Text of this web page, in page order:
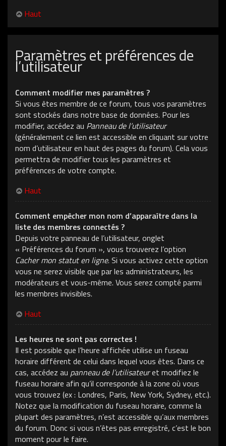
Haut
Paramètres et préférences de
l’utilisateur
Comment modifier mes paramètres ?
Si vous êtes membre de ce forum, tous vos paramètres
sont stockés dans notre base de données. Pour les
modifier, accédez au Panneau de l’utilisateur
(généralement ce lien est accessible en cliquant sur votre
nom d’utilisateur en haut des pages du forum). Cela vous
permettra de modifier tous les paramètres et
préférences de votre compte.
Haut
Comment empêcher mon nom d’apparaître dans la
liste des membres connectés ?
Depuis votre panneau de l’utilisateur, onglet
« Préférences du forum », vous trouverez l’option
Cacher mon statut en ligne. Si vous activez cette option
vous ne serez visible que par les administrateurs, les
modérateurs et vous-même. Vous serez compté parmi
les membres invisibles.
Haut
Les heures ne sont pas correctes !
Il est possible que l’heure affichée utilise un fuseau
horaire différent de celui dans lequel vous êtes. Dans ce
cas, accédez au panneau de l’utilisateuret modifiez le
fuseau horaire afin qu’il corresponde à la zone où vous
vous trouvez (ex : Londres, Paris, New York, Sydney, etc.).
Notez que la modification du fuseau horaire, comme la
plupart des paramètres, n’est accessible qu’aux membres
du forum. Donc si vous n’êtes pas enregistré, c’est le bon
moment pour le faire.